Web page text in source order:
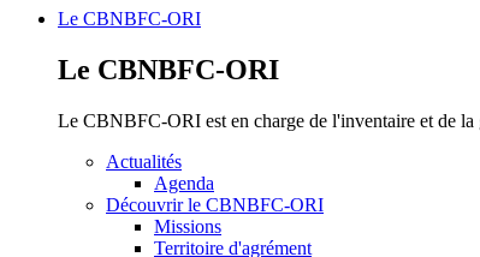
Le CBNBFC-ORI
Le CBNBFC-ORI
Le CBNBFC-ORI est en charge de l'inventaire et de
Actualités
Agenda
Découvrir le CBNBFC-ORI
Missions
Territoire d'agrément